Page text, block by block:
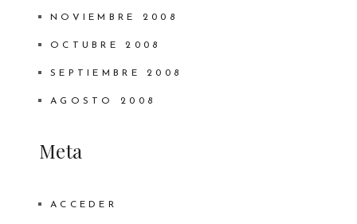
NOVIEMBRE 2008
OCTUBRE 2008
SEPTIEMBRE 2008
AGOSTO 2008
Meta
ACCEDER